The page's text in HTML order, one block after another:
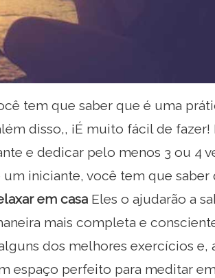
tem que saber que é uma
disso,, ¡É muito fácil de fazer!
e dedicar pelo menos 3 ou 4
um iniciante, você tem que saber
em casa Eles o ajudarão a
mais completa e
dos melhores exercícios e,
espaço perfeito para meditar em